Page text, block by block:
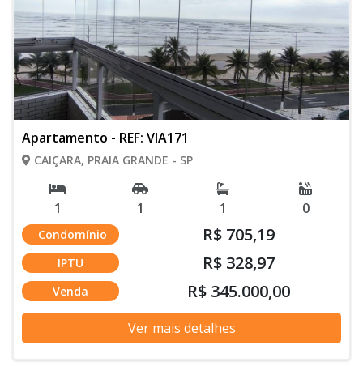
Apartamento - REF: VIA171
CAIÇARA, PRAIA GRANDE - SP
1 1 1 0
Condomínio R$ 705,19
IPTU R$ 328,97
Venda R$ 345.000,00
Ver mais detalhes